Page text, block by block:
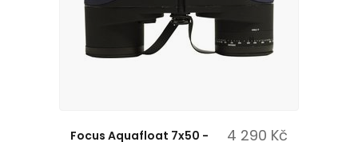
Focus Aquafloat 7x50 -
4 290 Kč